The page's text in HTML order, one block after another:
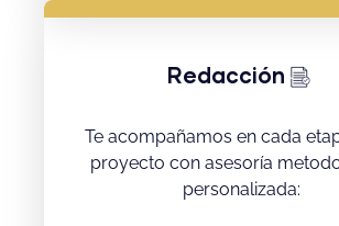
Redacción
Te acompañamos en cada
proyecto con asesoría
personalizada: